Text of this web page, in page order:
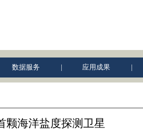
数据服务 应用成果
颗海洋盐度探测卫星